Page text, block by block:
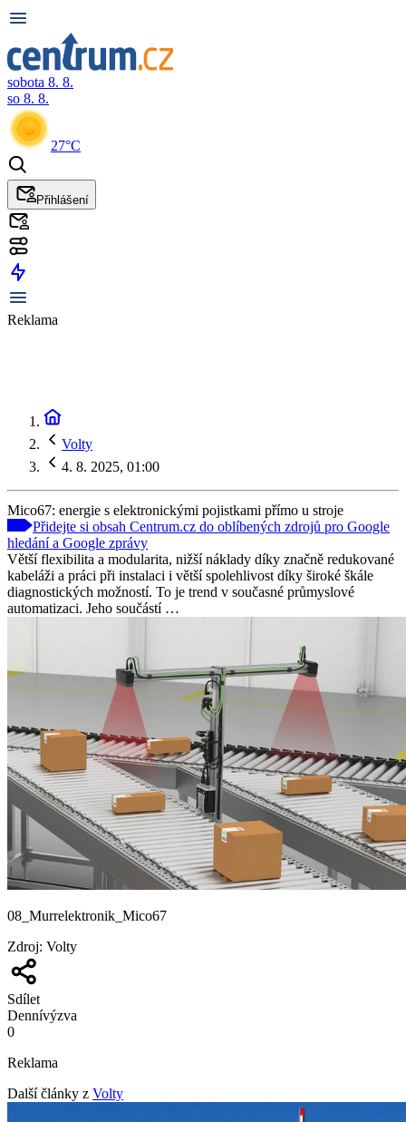
sobota 8. 8.
so 8. 8.
27°C
Přihlášení
Reklama
Volty
4. 8. 2025, 01:00
Mico67: energie s elektronickými pojistkami přímo u stroje
Přidejte si obsah Centrum.cz do oblíbených zdrojů pro Google
hledání a Google zprávy
Větší flexibilita a modularita, nižší náklady díky značně redukované
kabeláži a práci při instalaci i větší spolehlivost díky široké škále
diagnostických možností. To je trend v současné průmyslové
automatizaci. Jeho součástí …
08_Murrelektronik_Mico67
Zdroj: Volty
Sdílet
Dennívýzva
0
Reklama
Další články z Volty